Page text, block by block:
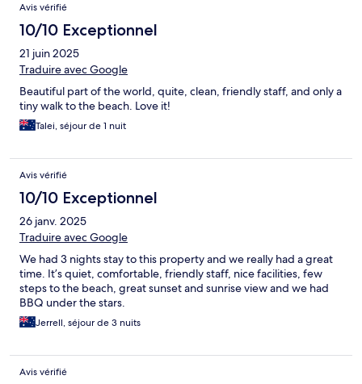
Avis vérifié
10/10 Exceptionnel
21 juin 2025
Traduire avec Google
Beautiful part of the world, quite, clean, friendly staff, and only a
tiny walk to the beach. Love it!
Talei, séjour de 1 nuit
Avis vérifié
10/10 Exceptionnel
26 janv. 2025
Traduire avec Google
We had 3 nights stay to this property and we really had a great
time. It’s quiet, comfortable, friendly staff, nice facilities, few
steps to the beach, great sunset and sunrise view and we had
BBQ under the stars.
Jerrell, séjour de 3 nuits
Avis vérifié